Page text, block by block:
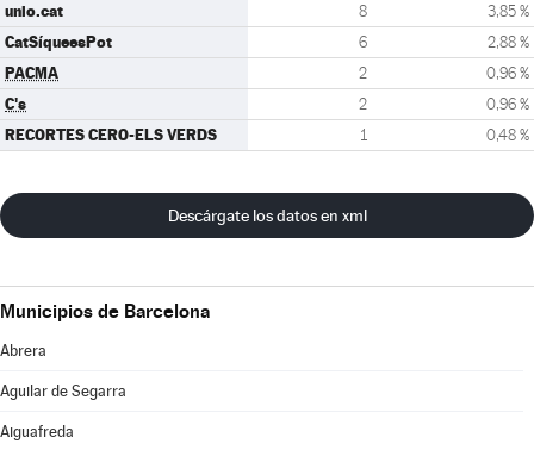
unio.cat 8 3,85 %
CatSíqueesPot 6 2,88 %
PACMA 2 0,96 %
C's 2 0,96 %
RECORTES CERO-ELS VERDS 1 0,48 %
Descárgate los datos en xml
Municipios de Barcelona
Abrera
Aguilar de Segarra
Aiguafreda